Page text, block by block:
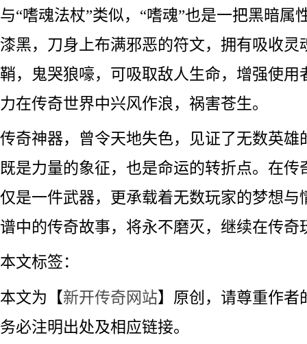
与“嗜魂法杖”类似，“嗜魂”也是一把黑暗属
漆黑，刀身上布满邪恶的符文，拥有吸收灵
鞘，鬼哭狼嚎，可吸取敌人生命，增强使用
力在传奇世界中兴风作浪，祸害苍生。
传奇神器，曾令天地失色，见证了无数英雄
既是力量的象征，也是命运的转折点。在传
仅是一件武器，更承载着无数玩家的梦想与
谱中的传奇故事，将永不磨灭，继续在传奇
本文标签：
本文为【新开传奇网站】原创，请尊重作者
务必注明出处及相应链接。